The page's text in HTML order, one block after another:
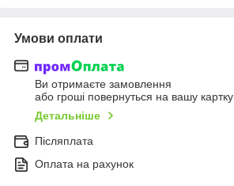
Умови оплати
Ви отримаєте замовлення
або гроші повернуться на вашу картку
Детальніше
Післяплата
Оплата на рахунок